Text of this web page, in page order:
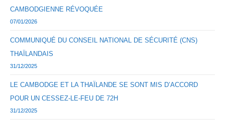
CAMBODGIENNE RÉVOQUÉE
07/01/2026
COMMUNIQUÉ DU CONSEIL NATIONAL DE SÉCURITÉ (CNS)
THAÏLANDAIS
31/12/2025
LE CAMBODGE ET LA THAÏLANDE SE SONT MIS D’ACCORD
POUR UN CESSEZ-LE-FEU DE 72H
31/12/2025